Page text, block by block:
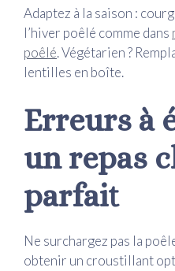
Adaptez à la saison :
l’hiver poêlé comme dans
poêlé. Végétarien ?
lentilles en boîte.
Erreurs à
un repas
parfait
Ne surchargez pas la
obtenir un croustillant